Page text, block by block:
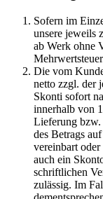
Sofern im
unsere jeweils
ab Werk ohne
Die vom
netto zzgl. der
Skonti sofort
innerhalb von
Lieferung bzw.
des Betrags
vereinbart
auch ein
schriftlichen
zulässig. Im